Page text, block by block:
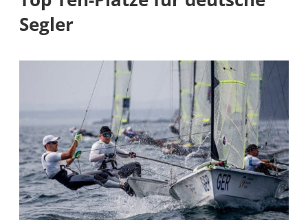
Segler